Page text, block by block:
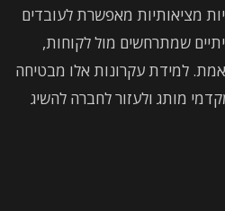
מציאותיות מאפשרת לעובדים
שמתרחשים מול לקוחות,
למידת עקרונות אלו מבטיחה
מותג ולעזור לחברה להשיג